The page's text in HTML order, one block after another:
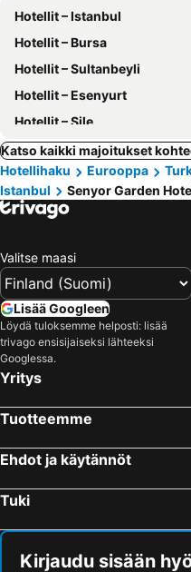
Hotellit – Istanbul
Hotellit – Bursa
Hotellit – Sultanbeyli
Hotellit – Esenyurt
Hotellit – Şile
Katso kaikki majoitukset
Hotellihaku
Eurooppa
Istanbul
Senyor Garden
Valitse maasi
Lisää Googleen
Löydä tuloksemme helposti: lisää
trivago ensisijaiseksi lähteeksi
Googlessa.
Yritys
Tuotteemme
Ehdot ja käytännöt
Tuki
Kirjaudu sisään